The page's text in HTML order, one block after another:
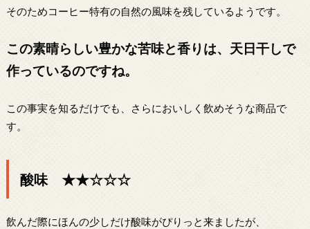
そのためコーヒー特有の自然の風味を残しているようです。
この素晴らしい豊かな苦味と香りは、天日干しで
作っているのですね。
この事実を知るだけでも、さらにおいしく飲めそうな商品で
す。
酸味 ★★☆☆☆
飲んだ際にほんの少しだけ酸味がぴりっと来ましたが、